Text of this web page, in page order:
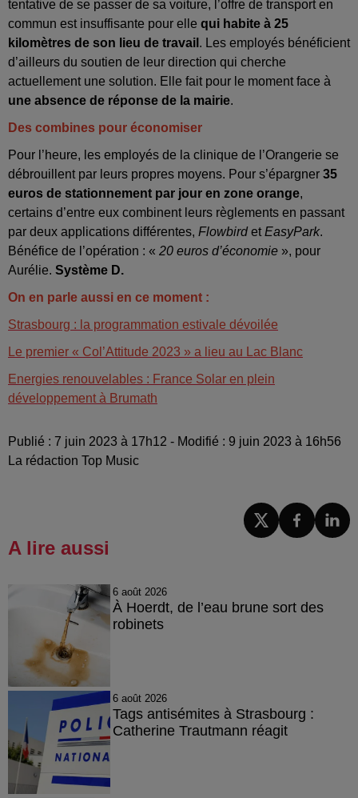
tentative de se passer de sa voiture, l’offre de transport en
commun est insuffisante pour elle qui habite à 25
kilomètres de son lieu de travail . Les employés bénéficient
d’ailleurs du soutien de leur direction qui cherche
actuellement une solution. Elle fait pour le moment face à
une absence de réponse de la mairie.
Des combines pour économiser
Pour l’heure, les employés de la clinique de l’Orangerie se
débrouillent par leurs propres moyens. Pour s’épargner 35
euros de stationnement par jour en zone orange,
certains d’entre eux combinent leurs règlements en passant
par deux applications différentes, FlowbirdetEasyPark.
Bénéfice de l’opération : « 20 euros d’économie », pour
Aurélie. Système D.
On en parle aussi en ce moment :
Strasbourg : la programmation estivale dévoilée
Le premier « Col’Attitude 2023 » a lieu au Lac Blanc
Energies renouvelables : France Solar en plein
développement à Brumath
Publié : 7 juin 2023 à 17h12 - Modifié : 9 juin 2023 à 16h56
La rédaction Top Music
A lire aussi
6 août 2026
À Hoerdt, de l’eau brune sort des
robinets
6 août 2026
Tags antisémites à Strasbourg :
Catherine Trautmann réagit